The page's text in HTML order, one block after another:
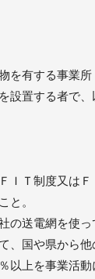
を有する事業
設置する者で
ＩＴ制度又は
と。
送電網を使っ
、国や県から
以上を事業活